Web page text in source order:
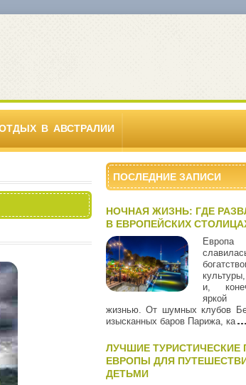
В АВСТРАЛИИ
ПОСЛЕДНИЕ ЗАПИСИ
НОЧНАЯ ЖИЗНЬ: ГДЕ
В ЕВРОПЕЙСКИХ
и,
яркой
жизнью. От шумных клубов
изысканных баров Парижа, ка
ЛУЧШИЕ ТУРИСТИЧЕСКИЕ
ЕВРОПЫ ДЛЯ
ДЕТЬМИ